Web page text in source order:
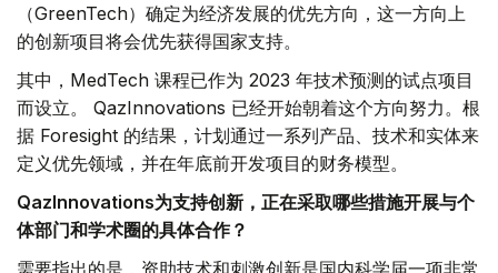
（GreenTech）确定为经济发展的优先方向，这一方向上
的创新项目将会优先获得国家支持。
其中，MedTech 课程已作为 2023 年技术预测的试点项目
而设立。 QazInnovations 已经开始朝着这个方向努力。根
据 Foresight 的结果，计划通过一系列产品、技术和实体来
定义优先领域，并在年底前开发项目的财务模型。
QazInnovations为支持创新，正在采取哪些措施开展与个
体部门和学术圈的具体合作？
需要指出的是，资助技术和刺激创新是国内科学届一项非常